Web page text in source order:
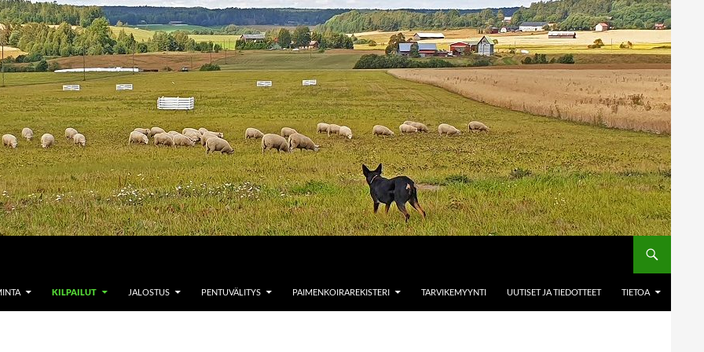
KILPAILUT JALOSTUS PENTUVÄLITYS PAIMENKOIRAREKISTERI TARVIKEMYYNTI UUTISET JA TIEDOTTEET TIETOA